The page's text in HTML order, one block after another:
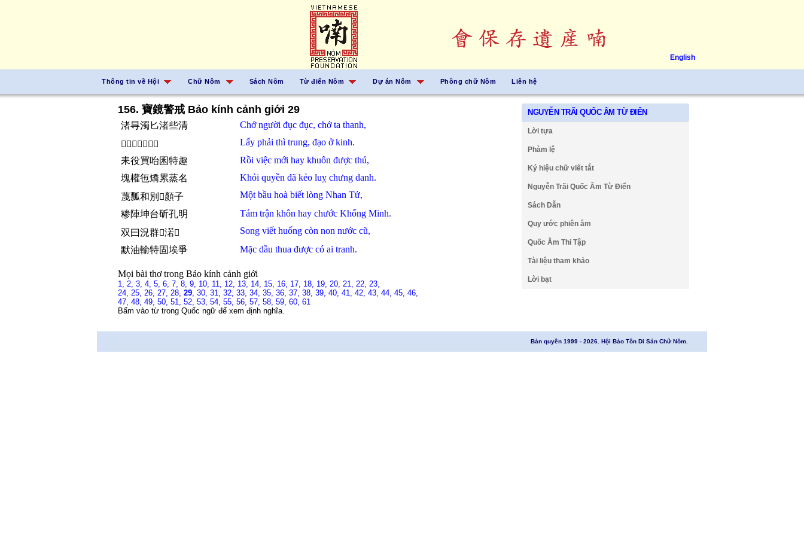
English
Thông tin về Hội Chữ Nôm Sách Nôm Từ điển Nôm Dự án Nôm Phông chữ Nôm Liên hệ
156. 寶鏡警戒 Bảo kính cảnh giới 29
渚㝵濁匕渚些清
Chớ người đục đục, chớ ta thanh,
𥙩沛𪰛中道於經
Lấy phải thì trung, đạo ởkinh.
耒役買咍囷特趣
Rồi việc mới hay khuôn được thú,
塊權㐌矯累蒸名
Khỏi quyền đã kẻo luỵ chưng danh.
蔑瓢和別𢚸顏子
Một bầu hoà biết lòng Nhan Tử,
糁陣坤台斫孔明
Tám trận khôn hay chước Khổng Minh.
双曰況群𡽫渃𪧘
Song viết huống còn non nước cũ,
默油輸特固埃爭
Mặc dầu thua được có ai tranh.
Mọi bài thơ trong Bảo kính cảnh giới
1, 2, 3, 4, 5, 6, 7, 8, 9, 10, 11, 12, 13, 14, 15, 16, 17, 18, 19, 20, 21, 22, 23,
24, 25, 26, 27, 28, 29, 30, 31, 32, 33, 34, 35, 36, 37, 38, 39, 40, 41, 42, 43, 44, 45, 46,
47, 48, 49, 50, 51, 52, 53, 54, 55, 56, 57, 58, 59, 60, 61
Bấm vào từ trong Quốc ngữ để xem định nghĩa.
NGUYỄN TRÃI QUỐC ÂM TỪ ĐIỂN
Lời tựa
Phàm lệ
Ký hiệu chữ viết tắt
Nguyễn Trãi Quốc Âm Từ Điển
Sách Dẫn
Quy ước phiên âm
Quốc Âm Thi Tập
Tài liệu tham khảo
Lời bạt
Bản quyền 1999 - 2026. Hội Bảo Tồn Di Sản Chữ Nôm.